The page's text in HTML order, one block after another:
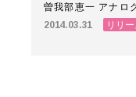
曽我部恵一 アナロ
EP』ROSE通販部
2014.03.31 リリ